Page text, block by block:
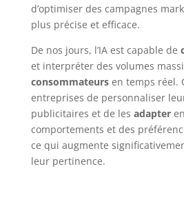
d’optimiser des campagnes
plus précise et efficace.
De nos jours, l’IA est capable de
et interpréter des volumes
consommateursen temps réel.
entreprises de personnaliser
publicitaires et de les adapter
comportements et des
ce qui augmente
leur pertinence.